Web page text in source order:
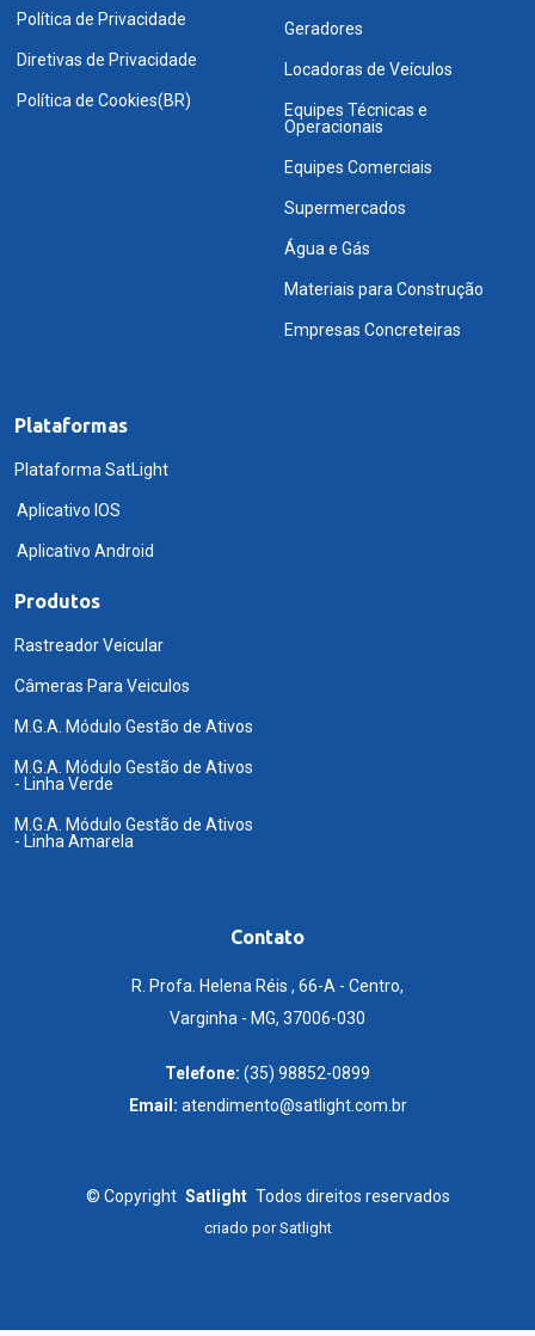
Política de Privacidade
Diretivas de Privacidade
Política de Cookies(BR)
Geradores
Locadoras de Veículos
Equipes Técnicas e
Operacionais
Equipes Comerciais
Supermercados
Água e Gás
Materiais para Construção
Empresas Concreteiras
Plataformas
Plataforma SatLight
Aplicativo IOS
Aplicativo Android
Produtos
Rastreador Veicular
Câmeras Para Veiculos
M.G.A. Módulo Gestão de Ativos
M.G.A. Módulo Gestão de Ativos
- Linha Verde
M.G.A. Módulo Gestão de Ativos
- Linha Amarela
Contato
R. Profa. Helena Réis , 66-A - Centro,
Varginha - MG, 37006-030
Telefone: (35) 98852-0899
Email: atendimento@satlight.com.br
© Copyright Satlight Todos direitos reservados
criado porSatlight